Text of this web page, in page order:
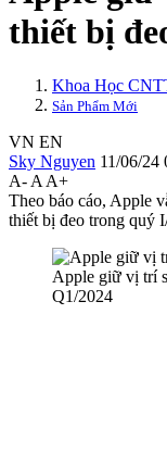
thiết bị
Khoa Học
Sản Phẩm Mới
VN EN
Sky Nguyen 11/06/24
A- A A+
Theo báo cáo, Apple
thiết bị đeo trong quý
Apple giữ vị trí
Q1/2024